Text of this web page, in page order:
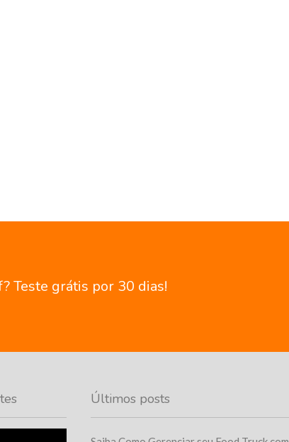
Teste grátis por 30 dias!
Últimos posts